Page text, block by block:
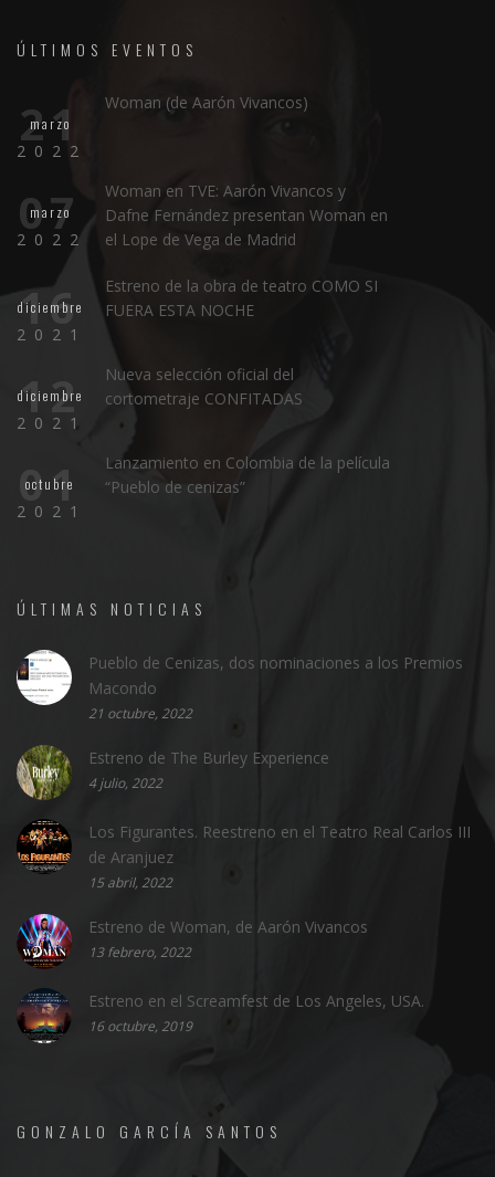
ÚLTIMOS EVENTOS
21
marzo
2022
Woman (de Aarón Vivancos)
07
marzo
2022
Woman en TVE: Aarón Vivancos y
Dafne Fernández presentan Woman en
el Lope de Vega de Madrid
16
diciembre
2021
Estreno de la obra de teatro COMO SI
FUERA ESTA NOCHE
12
diciembre
2021
Nueva selección oficial del
cortometraje CONFITADAS
01
octubre
2021
Lanzamiento en Colombia de la película
“Pueblo de cenizas”
ÚLTIMAS NOTICIAS
Pueblo de Cenizas, dos nominaciones a los Premios
Macondo
21 octubre, 2022
Estreno de The Burley Experience
4 julio, 2022
Los Figurantes. Reestreno en el Teatro Real Carlos III
de Aranjuez
15 abril, 2022
Estreno de Woman, de Aarón Vivancos
13 febrero, 2022
Estreno en el Screamfest de Los Angeles, USA.
16 octubre, 2019
GONZALO GARCÍA SANTOS